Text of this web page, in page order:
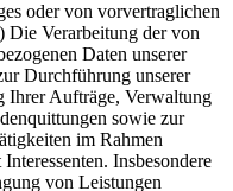
oder von vorvertraglichen
Verarbeitung der von
Daten unserer
Durchführung unserer
Ihrer Aufträge, Verwaltung
sowie zur
im Rahmen
Insbesondere
von Leistungen